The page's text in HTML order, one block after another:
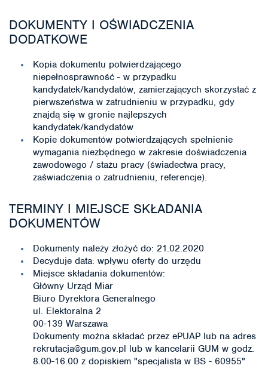
DOKUMENTY I OŚWIADCZENIA
DODATKOWE
Kopia dokumentu potwierdzającego
niepełnosprawność - w przypadku
kandydatek/kandydatów, zamierzających skorzystać z
pierwszeństwa w zatrudnieniu w przypadku, gdy
znajdą się w gronie najlepszych
kandydatek/kandydatów
Kopie dokumentów potwierdzających spełnienie
wymagania niezbędnego w zakresie doświadczenia
zawodowego / stażu pracy (świadectwa pracy,
zaświadczenia o zatrudnieniu, referencje).
TERMINY I MIEJSCE SKŁADANIA
DOKUMENTÓW
Dokumenty należy złożyć do: 21.02.2020
Decyduje data: wpływu oferty do urzędu
Miejsce składania dokumentów:
Główny Urząd Miar
Biuro Dyrektora Generalnego
ul. Elektoralna 2
00-139 Warszawa
Dokumenty można składać przez ePUAP lub na adres
rekrutacja@gum.gov.pl lub w kancelarii GUM w godz.
8.00-16.00 z dopiskiem "specjalista w BS - 60955"